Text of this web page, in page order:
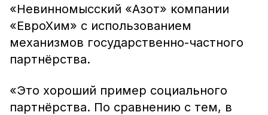
«Невинномысский «Азот» компании
«ЕвроХим» с использованием
механизмов государственно-частного
партнёрства.
«Это хороший пример социального
партнёрства. По сравнению с тем, в